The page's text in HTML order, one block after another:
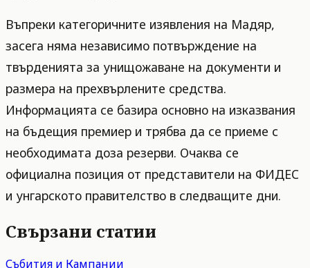
Въпреки категоричните изявления на Мадяр,
засега няма независимо потвърждение на
твърденията за унищожаване на документи и
размера на прехвърлените средства.
Информацията се базира основно на изказвания
на бъдещия премиер и трябва да се приеме с
необходимата доза резерви. Очаква се
официална позиция от представители на ФИДЕС
и унгарското правителство в следващите дни.
Свързани статии
Събития и Кампании